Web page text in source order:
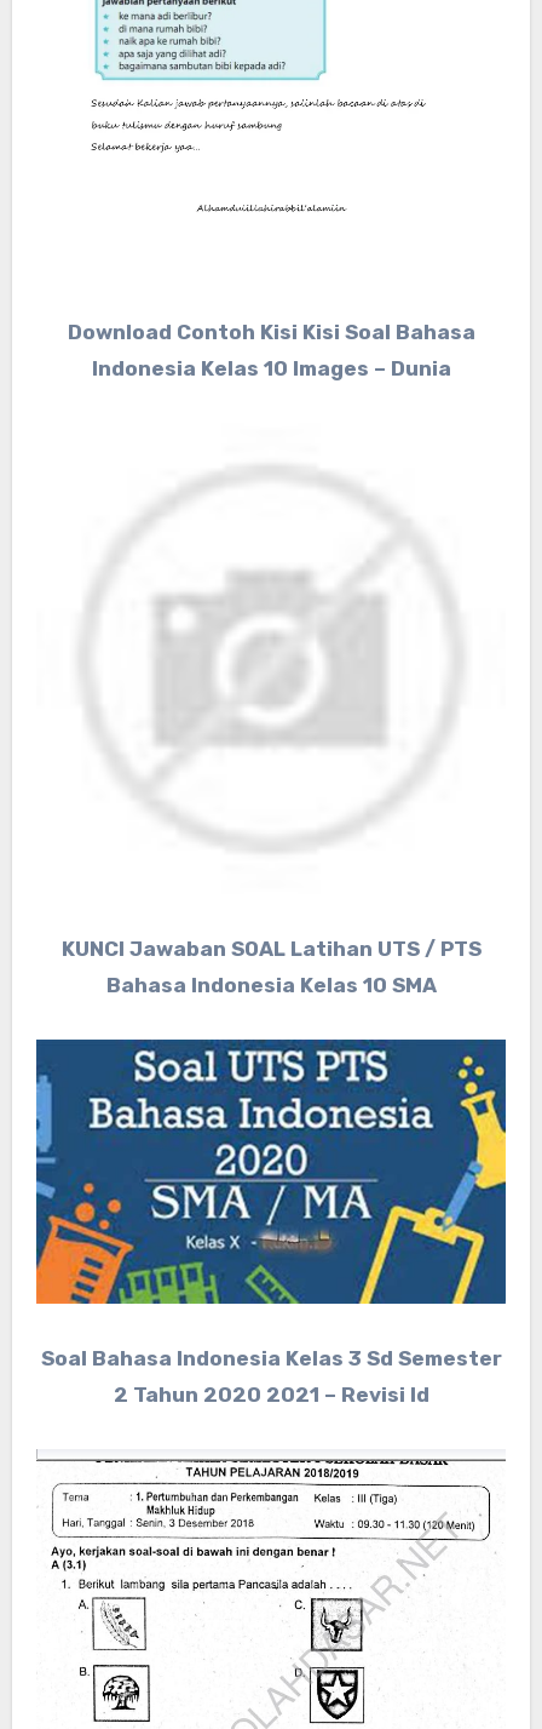
Download Contoh Kisi Kisi Soal Bahasa
Indonesia Kelas 10 Images – Dunia
KUNCI Jawaban SOAL Latihan UTS / PTS
Bahasa Indonesia Kelas 10 SMA
Soal Bahasa Indonesia Kelas 3 Sd Semester
2 Tahun 2020 2021 – Revisi Id